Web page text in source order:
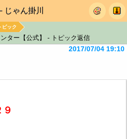
じゃん掛川
ピック
ター【公式】 - トピック返信
2017/07/04 19:10